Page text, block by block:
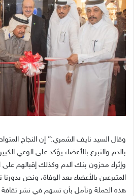
وقال السيد نايف الشمري:” إن النجاح
بالدم والتبرع بالأعضاء يؤكد على الوعي
وإثراء مخزون بنك الدم وكذلك إقبالهم
المتبرعين بالأعضاء بعد الوفاة، ونحن
هذه الحملة ونأمل بأن تسهم في نشر ثقافة